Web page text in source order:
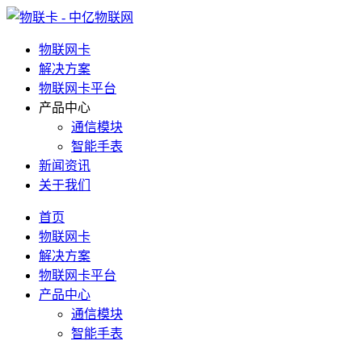
物联网卡
解决方案
物联网卡平台
产品中心
通信模块
智能手表
新闻资讯
关于我们
首页
物联网卡
解决方案
物联网卡平台
产品中心
通信模块
智能手表